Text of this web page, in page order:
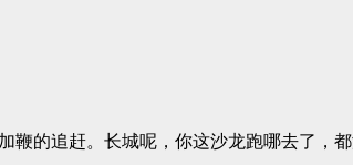
的追赶。长城呢，你这沙龙跑哪去了，